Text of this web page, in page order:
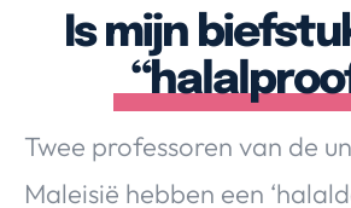
Food & Drinks
Happyness &
Lifestyle, Sport &
Is mijn
Twee professoren van de
Maleisië hebben een